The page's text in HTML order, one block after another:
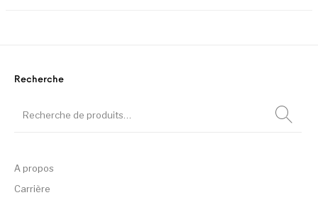
Recherche
A propos
Carrière